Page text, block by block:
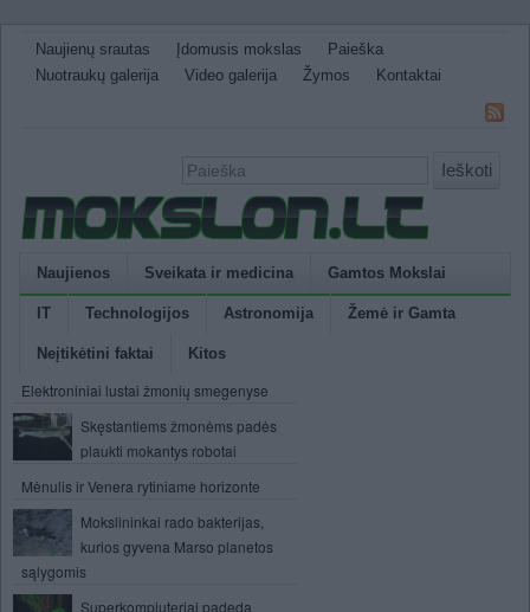
Naujienų srautas Įdomusis mokslas
Paieška
Nuotraukų galerija
Video galerija Žymos Kontaktai
Ieškoti
Naujienos Sveikata ir medicina Gamtos Mokslai
IT Technologijos Astronomija Žemė ir Gamta
Neįtikėtini faktai Kitos
Elektroniniai lustai žmonių smegenyse
Skęstantiems žmonėms padės
plaukti mokantys robotai
Mėnulis ir Venera rytiniame horizonte
Mokslininkai rado bakterijas,
kurios gyvena Marso planetos
sąlygomis
Superkompiuteriai padeda